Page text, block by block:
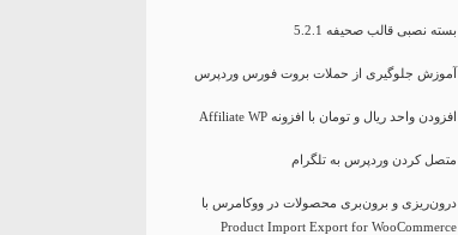
بسته نصبی قالب صحیفه 5.2.1
آموزش جلوگیری از حملات بروت فورس وردپرس
افزودن واحد ریال و تومان با افزونه Affiliate WP
متصل کردن وردپرس به تلگرام
درون‌ریزی و برون‌بری محصولات در ووکامرس با
Product Import Export for WooCommerce